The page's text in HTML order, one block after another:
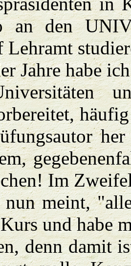
an den
Lehramt
Jahre habe
Im
nun meint,
und habe
denn damit